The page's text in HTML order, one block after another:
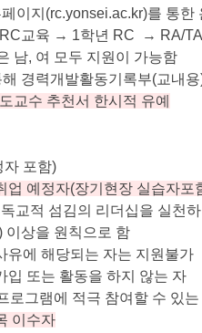
이지(rc.yonsei.ac.kr)를 통한
교육 → 1학년 RC → RA/
남, 여 모두 지원이 가능함
경력개발활동기록부(교내
교수 추천서 한시적 유예
자 포함)
예정자(장기현장 실습자포
교적 섬김의 리더십을 실천
이상을 원칙으로 함
유에 해당되는 자는 지원불가
입 또는 활동을 하지 않는 자
로그램에 적극 참여할 수 있는
이수자